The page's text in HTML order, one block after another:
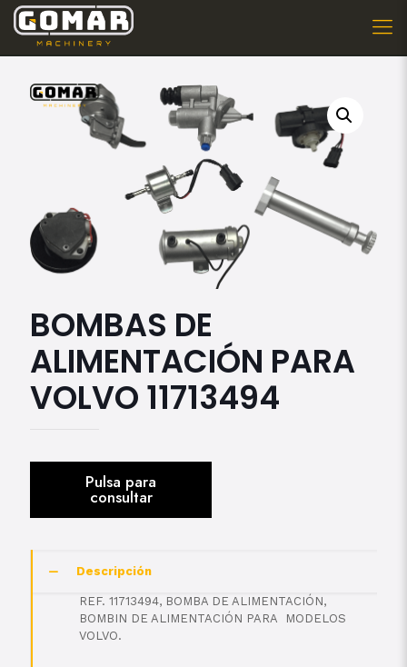
BOMBAS DE
ALIMENTACIÓN PARA
VOLVO 11713494
Descripción
REF. 11713494, BOMBA DE ALIMENTACIÓN,
BOMBIN DE ALIMENTACIÓN PARA MODELOS
VOLVO.